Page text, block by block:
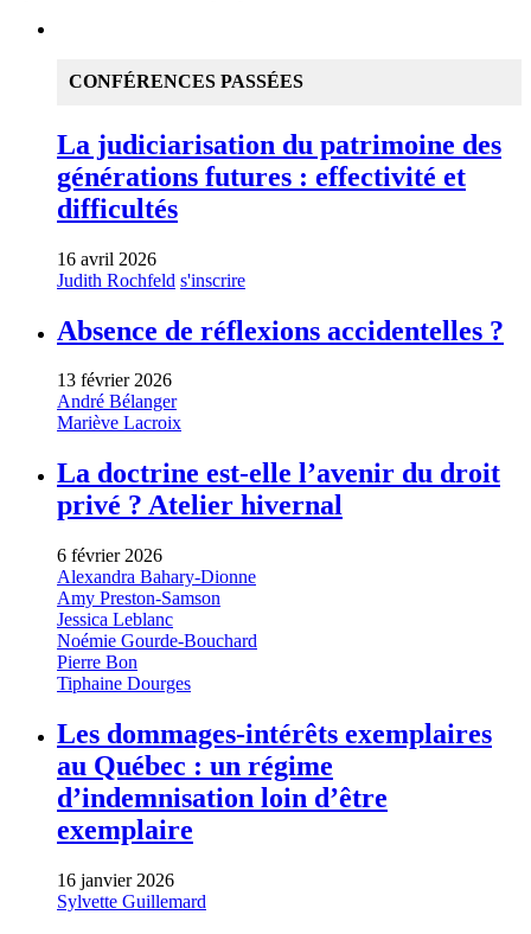
CONFÉRENCES PASSÉES
La judiciarisation du patrimoine des
générations futures : effectivité et
difficultés
16 avril 2026
Judith Rochfeld s'inscrire
Absence de réflexions accidentelles ?
13 février 2026
André Bélanger
Mariève Lacroix
La doctrine est-elle l’avenir du droit
privé ? Atelier hivernal
6 février 2026
Alexandra Bahary-Dionne
Amy Preston-Samson
Jessica Leblanc
Noémie Gourde-Bouchard
Pierre Bon
Tiphaine Dourges
Les dommages-intérêts exemplaires
au Québec : un régime
d’indemnisation loin d’être
exemplaire
16 janvier 2026
Sylvette Guillemard